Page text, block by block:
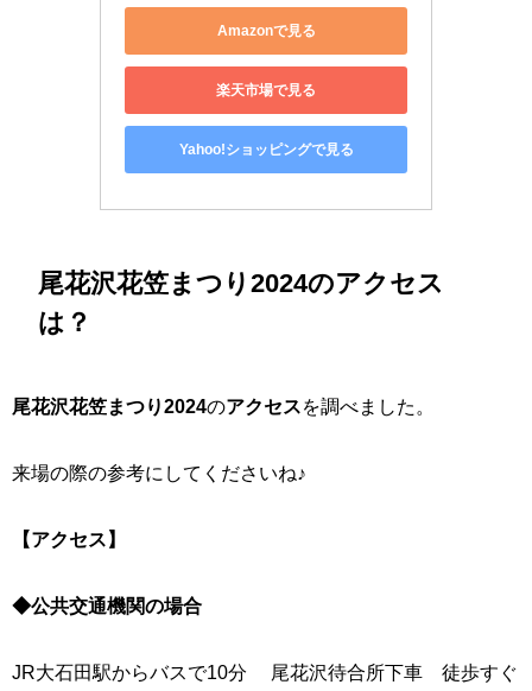
Amazonで見る
楽天市場で見る
Yahoo!ショッピングで見る
尾花沢花笠まつり2024のアクセス
は？
尾花沢花笠まつり2024のアクセス を調べました。
来場の際の参考にしてくださいね♪
【アクセス】
◆公共交通機関の場合
JR大石田駅からバスで10分 尾花沢待合所下車 徒歩すぐ